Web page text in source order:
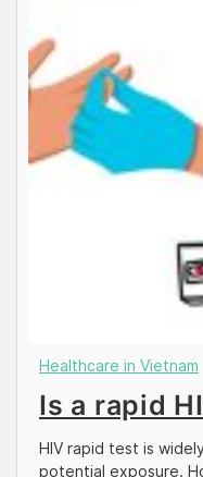
Healthcare in Vietnam
Is a rapid
HIV rapid test is
potential exposure.